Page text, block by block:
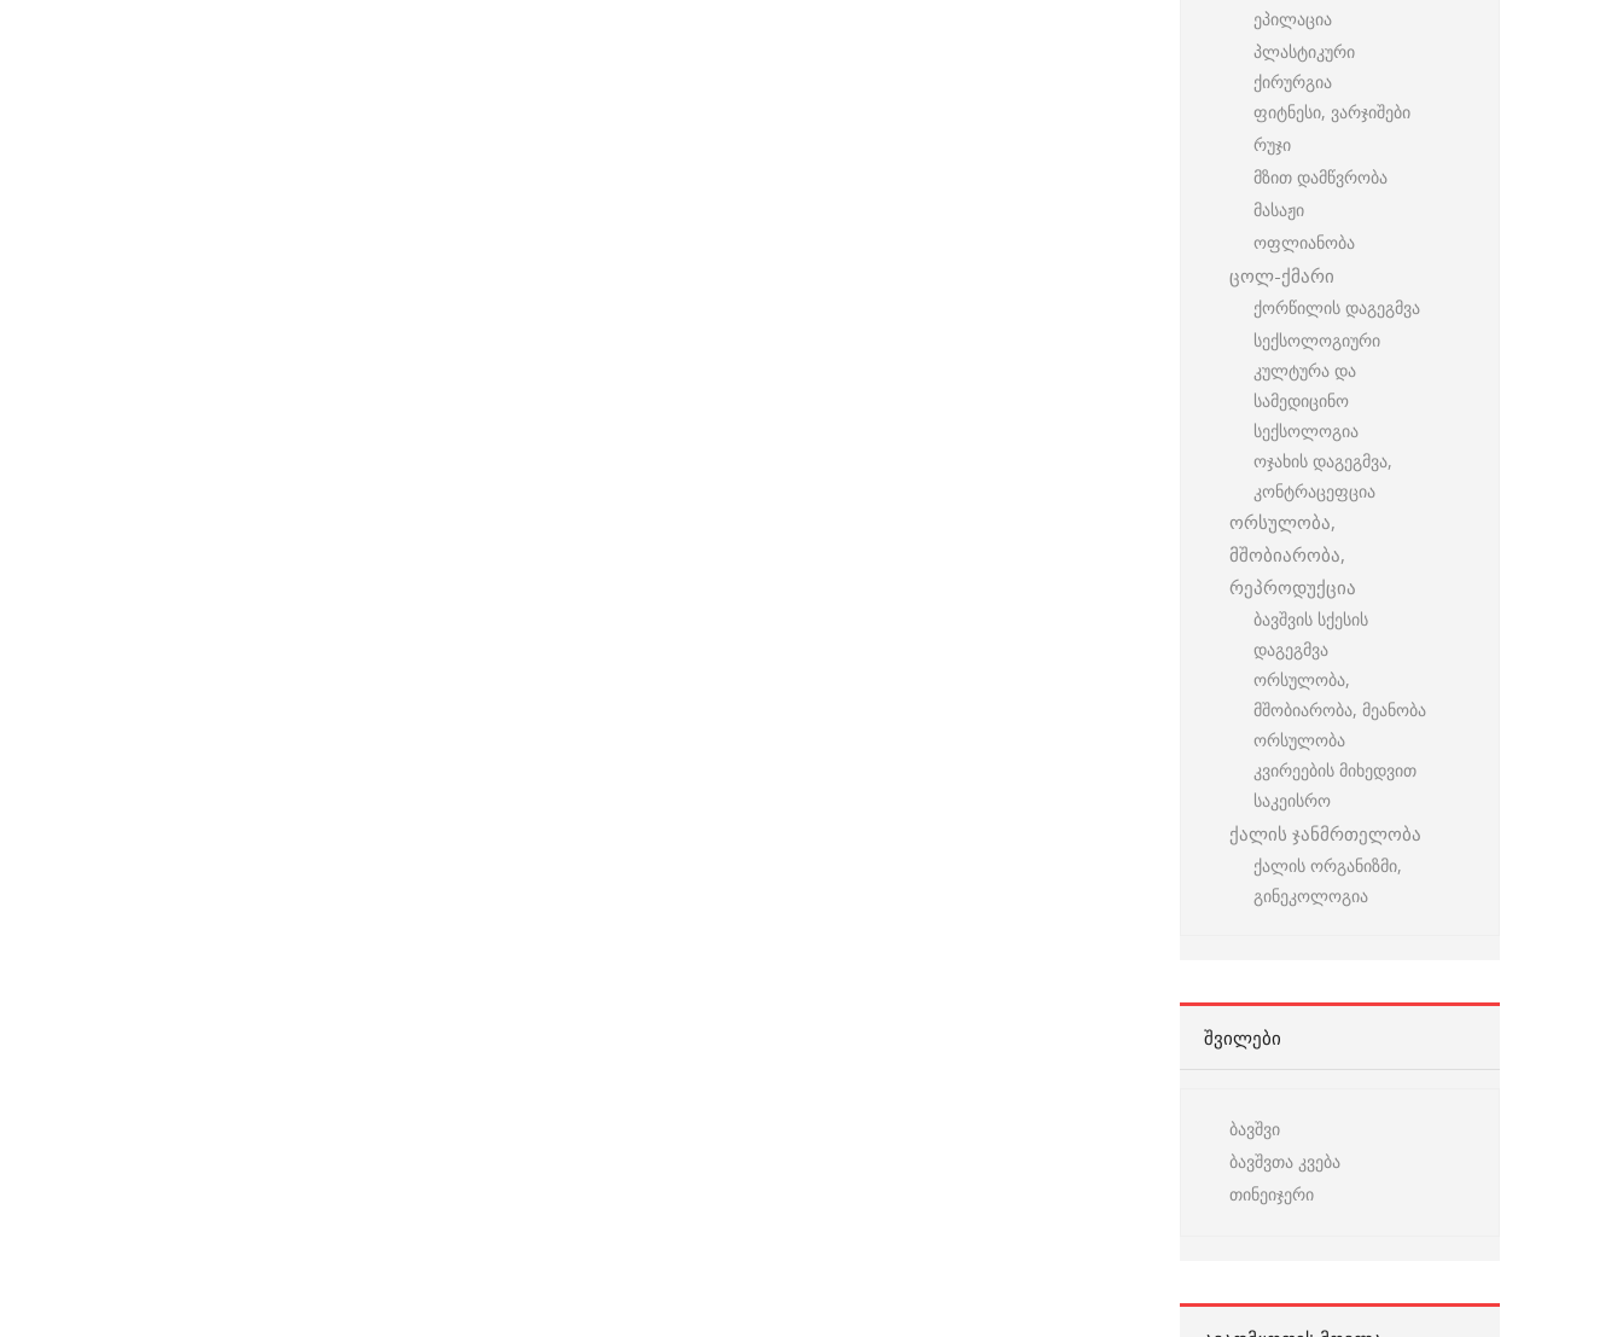
ეპილაცია
პლასტიკური
ქირურგია
ფიტნესი, ვარჯიშები
რუჯი
მზით დამწვრობა
მასაჟი
ოფლიანობა
ცოლ-ქმარი
ქორწილის დაგეგმვა
სექსოლოგიური
კულტურა და
სამედიცინო
სექსოლოგია
ოჯახის დაგეგმვა,
კონტრაცეფცია
ორსულობა,
მშობიარობა,
რეპროდუქცია
ბავშვის სქესის
დაგეგმვა
ორსულობა,
მშობიარობა, მეანობა
ორსულობა
კვირეების მიხედვით
საკეისრო
ქალის ჯანმრთელობა
ქალის ორგანიზმი,
გინეკოლოგია
ᲨᲕᲘᲚᲔᲑᲘ
ბავშვი
ბავშვთა კვება
თინეიჯერი